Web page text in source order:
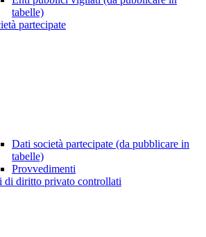
tabelle)
partecipate
Dati società partecipate (da pubblicare in
tabelle)
Provvedimenti
di diritto privato controllati